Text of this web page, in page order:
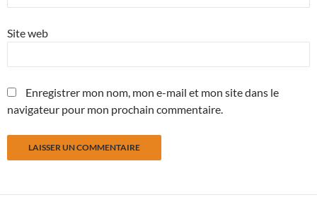
Site web
Enregistrer mon nom, mon e-mail et mon site dans le
navigateur pour mon prochain commentaire.